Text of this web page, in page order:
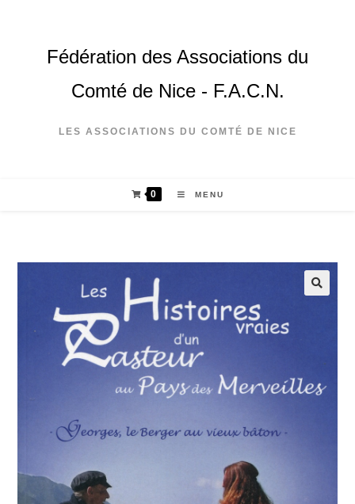
Fédération des Associations du
Comté de Nice - F.A.C.N.
LES ASSOCIATIONS DU COMTÉ DE NICE
0 MENU